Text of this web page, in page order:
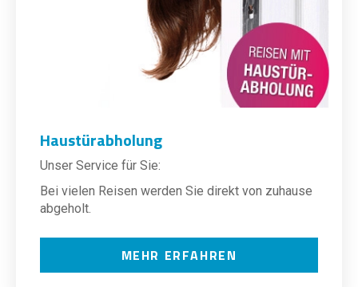
Haustürabholung
Unser Service für Sie:
Bei vielen Reisen werden Sie direkt von zuhause
abgeholt.
MEHR ERFAHREN